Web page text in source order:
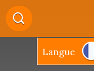
Langue